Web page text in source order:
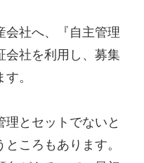
会社へ、『自主管理
会社を利用し、募集
。
とセットでないと
ころもあります。